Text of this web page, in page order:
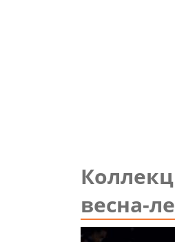
весна-